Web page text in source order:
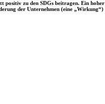
zu den SDGs beitragen. Ein
der Unternehmen (eine „Wirkung“)